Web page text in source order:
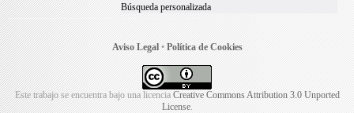
Búsqueda personalizada
Aviso Legal• Política de Cookies
Este trabajo se encuentra bajo una licencia Creative Commons Attribution 3.0 Unported
License.